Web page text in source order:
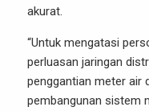
akurat.
“Untuk mengatasi
perluasan jaringan
penggantian meter air
pembangunan sistem